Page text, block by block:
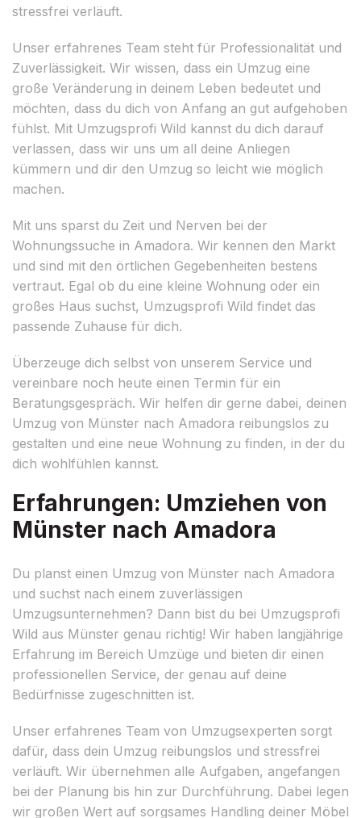
stressfrei verläuft.
Unser erfahrenes Team steht für Professionalität und
Zuverlässigkeit. Wir wissen, dass ein Umzug eine
große Veränderung in deinem Leben bedeutet und
möchten, dass du dich von Anfang an gut aufgehoben
fühlst. Mit Umzugsprofi Wild kannst du dich darauf
verlassen, dass wir uns um all deine Anliegen
kümmern und dir den Umzug so leicht wie möglich
machen.
Mit uns sparst du Zeit und Nerven bei der
Wohnungssuche in Amadora. Wir kennen den Markt
und sind mit den örtlichen Gegebenheiten bestens
vertraut. Egal ob du eine kleine Wohnung oder ein
großes Haus suchst, Umzugsprofi Wild findet das
passende Zuhause für dich.
Überzeuge dich selbst von unserem Service und
vereinbare noch heute einen Termin für ein
Beratungsgespräch. Wir helfen dir gerne dabei, deinen
Umzug von Münster nach Amadora reibungslos zu
gestalten und eine neue Wohnung zu finden, in der du
dich wohlfühlen kannst.
Erfahrungen: Umziehen von
Münster nach Amadora
Du planst einen Umzug von Münster nach Amadora
und suchst nach einem zuverlässigen
Umzugsunternehmen? Dann bist du bei Umzugsprofi
Wild aus Münster genau richtig! Wir haben langjährige
Erfahrung im Bereich Umzüge und bieten dir einen
professionellen Service, der genau auf deine
Bedürfnisse zugeschnitten ist.
Unser erfahrenes Team von Umzugsexperten sorgt
dafür, dass dein Umzug reibungslos und stressfrei
verläuft. Wir übernehmen alle Aufgaben, angefangen
bei der Planung bis hin zur Durchführung. Dabei legen
wir großen Wert auf sorgsames Handling deiner Möbel